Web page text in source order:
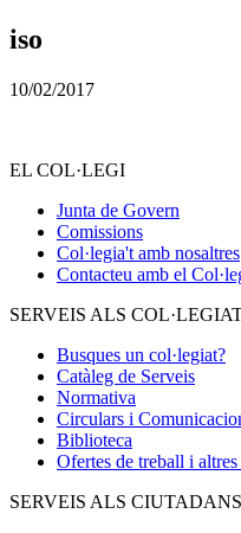
iso
10/02/2017
EL COL·LEGI
Junta de Govern
Comissions
Col·legia't amb nosaltres
Contacteu amb el
SERVEIS ALS
Busques un col·legiat?
Catàleg de Serveis
Normativa
Circulars i
Biblioteca
Ofertes de treball i altres
SERVEIS ALS CIUTADANS